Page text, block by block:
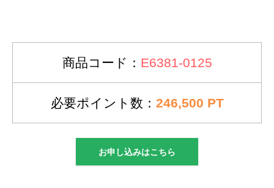
商品コード： E6381-0125
必要ポイント数： 246,500 PT
お申し込みはこちら